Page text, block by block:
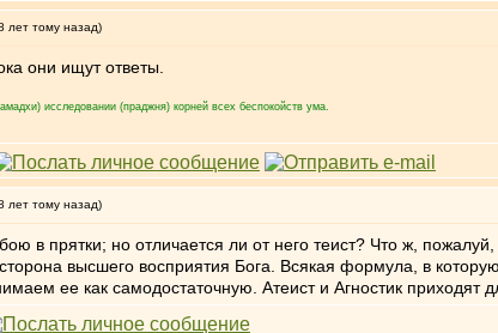
лет тому назад)
они ищут ответы.
исследовании (праджня) корней всех беспокойств ума.
лет тому назад)
в прятки; но отличается ли от него теист? Что ж,
высшего восприятия Бога. Всякая формула, в
ее как самодостаточную. Атеист и Агностик